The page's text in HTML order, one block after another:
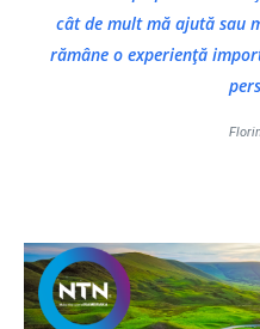
cât de mult mă ajută sau
rămâne o experiență